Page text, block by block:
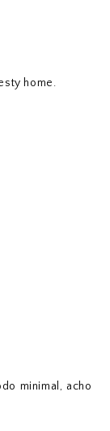
home.
minimal, acho